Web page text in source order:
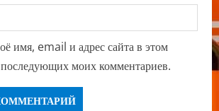
имя, email и адрес сайта в этом
последующих моих комментариев.